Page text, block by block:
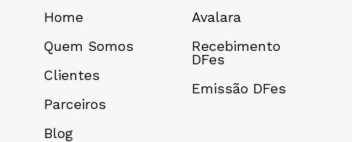
Home
Quem Somos
Clientes
Parceiros
Blog
Avalara
Recebimento
DFes
Emissão DFes